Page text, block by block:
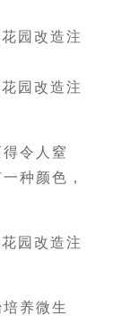
令人窒
种颜色，
养微生